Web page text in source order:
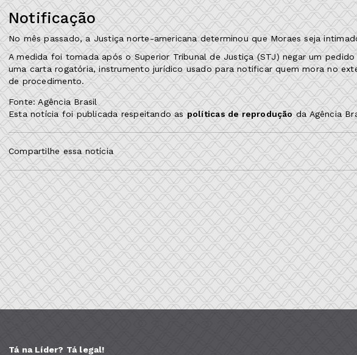
Notificação
No mês passado, a Justiça norte-americana determinou que Moraes seja
A medida foi tomada após o Superior Tribunal de Justiça (STJ) negar um
uma carta rogatória, instrumento jurídico usado para notificar quem mora no
de procedimento.
Fonte: Agência Brasil
Esta notícia foi publicada respeitando as políticas de reprodução da Agência
Compartilhe essa notícia
Tá na Líder? Tá legal!